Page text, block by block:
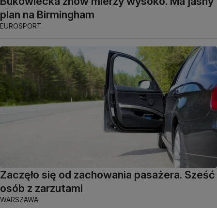
plan na Birmingham
EUROSPORT
Zaczęło się od zachowania pasażera. Sześć
osób z zarzutami
WARSZAWA